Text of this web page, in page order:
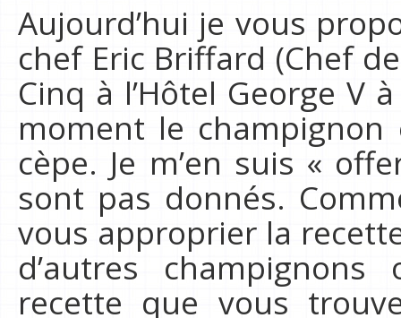
Aujourd’hui je vous
chef Eric Briffard (Chef
Cinq à l’Hôtel George V
moment le
cèpe. Je m’en suis «
sont pas donnés.
vous approprier la
d’autres
recette que vous